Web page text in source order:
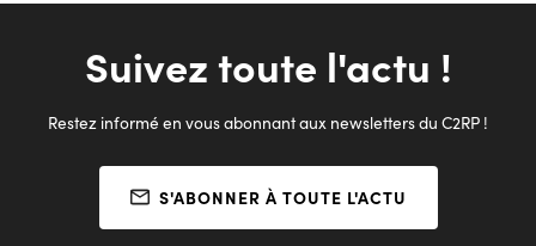
Suivez toute l'actu !
Restez informé en vous abonnant aux newsletters du C2RP !
S'ABONNER À TOUTE L'ACTU